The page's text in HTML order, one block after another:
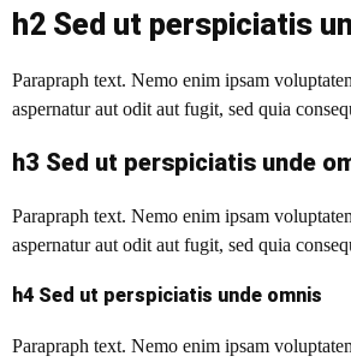
h2 Sed ut perspiciatis
Parapraph text. Nemo enim ipsam
aspernatur aut odit aut fugit, sed quia
h3 Sed ut perspiciatis unde
Parapraph text. Nemo enim ipsam
aspernatur aut odit aut fugit, sed quia
h4 Sed ut perspiciatis unde omnis
Parapraph text. Nemo enim ipsam